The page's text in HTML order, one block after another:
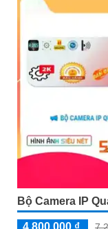
Bộ Camera IP
4,800,000 ₫